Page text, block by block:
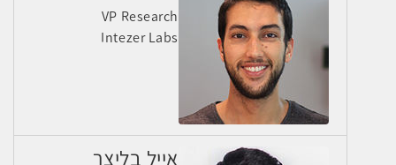
VP Research
Intezer Labs
אייל בליצר